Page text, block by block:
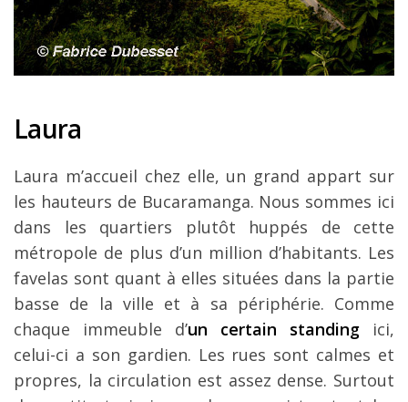
Laura
Laura m’accueil chez elle, un grand appart sur
les hauteurs de Bucaramanga. Nous sommes ici
dans les quartiers plutôt huppés de cette
métropole de plus d’un million d’habitants. Les
favelas sont quant à elles situées dans la partie
basse de la ville et à sa périphérie. Comme
chaque immeuble d’un certain standing ici,
celui-ci a son gardien. Les rues sont calmes et
propres, la circulation est assez dense. Surtout